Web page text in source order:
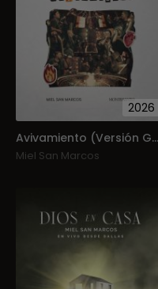
2026
Avivamiento (Versión Guatemala)
Miel San Marcos